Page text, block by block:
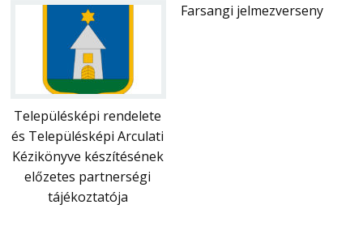
Településképi rendelete
és Településképi Arculati
Kézikönyve készítésének
előzetes partnerségi
tájékoztatója
Farsangi jelmezverseny